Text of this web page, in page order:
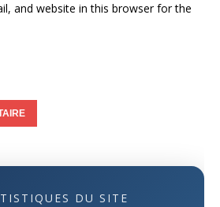
and website in this browser for the
DU SITE